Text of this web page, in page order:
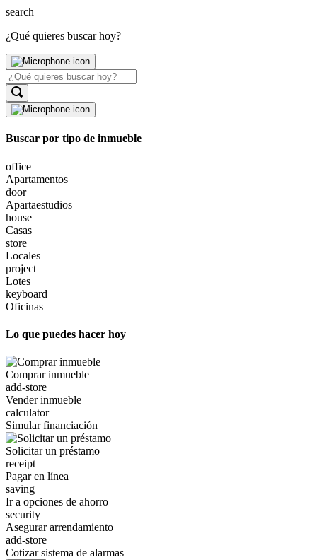
search
¿Qué quieres buscar hoy?
Buscar por tipo de inmueble
office
Apartamentos
door
Apartaestudios
house
Casas
store
Locales
project
Lotes
keyboard
Oficinas
Lo que puedes hacer hoy
Comprar inmueble
add-store
Vender inmueble
calculator
Simular financiación
Solicitar un préstamo
receipt
Pagar en línea
saving
Ir a opciones de ahorro
security
Asegurar arrendamiento
add-store
Cotizar sistema de alarmas